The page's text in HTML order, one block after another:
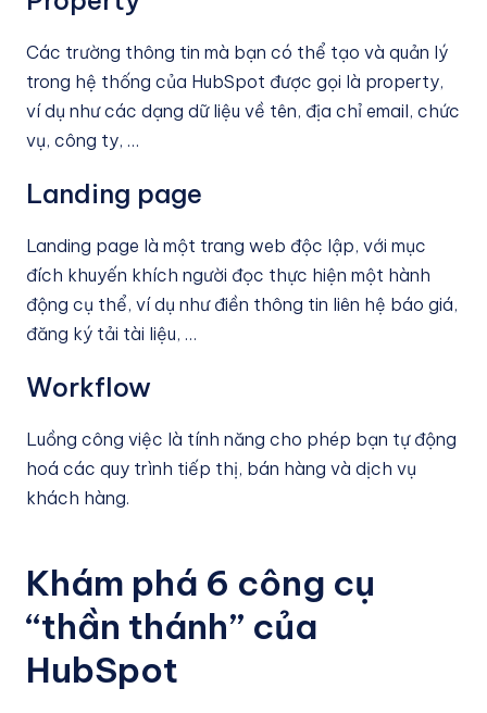
Các trường thông tin mà bạn có thể tạo và quản lý
trong hệ thống của HubSpot được gọi là property,
ví dụ như các dạng dữ liệu về tên, địa chỉ email, chức
vụ, công ty, …
Landing page
Landing page là một trang web độc lập, với mục
đích khuyến khích người đọc thực hiện một hành
động cụ thể, ví dụ như điền thông tin liên hệ báo giá,
đăng ký tải tài liệu, …
Workflow
Luồng công việc là tính năng cho phép bạn tự động
hoá các quy trình tiếp thị, bán hàng và dịch vụ
khách hàng.
Khám phá 6 công cụ
“thần thánh” của
HubSpot